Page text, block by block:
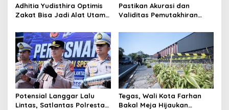
Adhitia Yudisthira Optimis
Zakat Bisa Jadi Alat Utama
Kota Cimahi
Pastikan Akurasi dan
Validitas Pemutakhiran
Cimahi Lakukan
Potensial Langgar Lalu
Lintas, Satlantas Polresta
Tegas, Wali Kota Farhan
Bakal Meja Hijaukan